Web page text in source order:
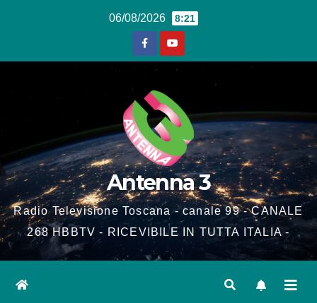
06/08/2026 8:21
Antenna 3
Radio Televisione Toscana - canale 99 - CANALE
268 HBBTV - RICEVIBILE IN TUTTA ITALIA -